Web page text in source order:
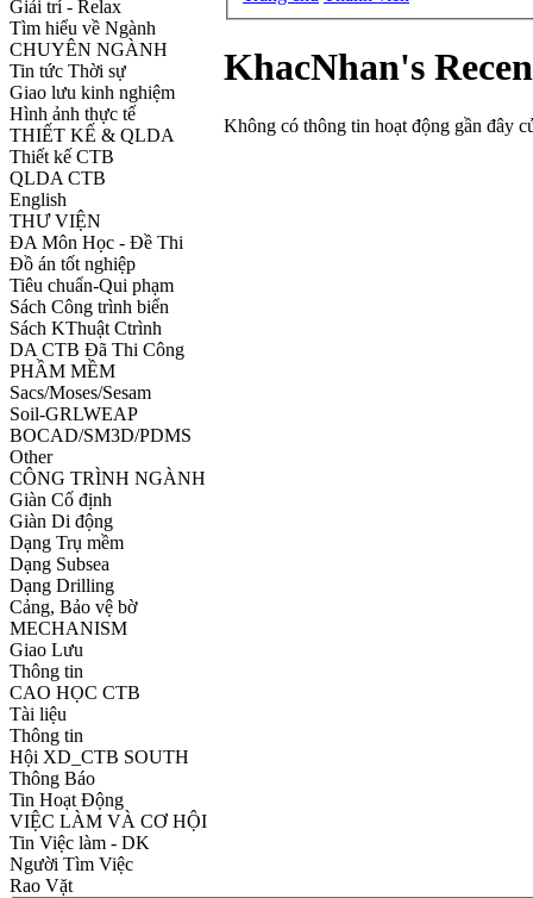
Giải trí - Relax
Tìm hiểu về Ngành
CHUYÊN NGÀNH
Tin tức Thời sự
Giao lưu kinh nghiệm
Hình ảnh thực tế
THIẾT KẾ & QLDA
Thiết kế CTB
QLDA CTB
English
THƯ VIỆN
ĐA Môn Học - Đề Thi
Đồ án tốt nghiệp
Tiêu chuẩn-Qui phạm
Sách Công trình biển
Sách KThuật Ctrình
DA CTB Đã Thi Công
PHẦM MỀM
Sacs/Moses/Sesam
Soil-GRLWEAP
BOCAD/SM3D/PDMS
Other
CÔNG TRÌNH NGÀNH
Giàn Cố định
Giàn Di động
Dạng Trụ mềm
Dạng Subsea
Dạng Drilling
Cảng, Bảo vệ bờ
MECHANISM
Giao Lưu
Thông tin
CAO HỌC CTB
Tài liệu
Thông tin
Hội XD_CTB SOUTH
Thông Báo
Tin Hoạt Động
VIỆC LÀM VÀ CƠ HỘI
Tin Việc làm - DK
Người Tìm Việc
Rao Vặt
KhacNhan's
Không có thông tin hoạt động gần đây